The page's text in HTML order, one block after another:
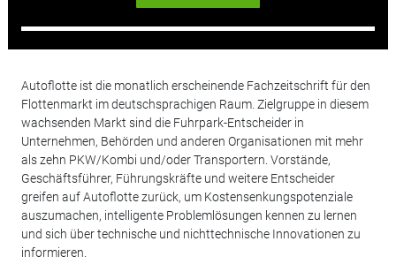
Autoflotte ist die monatlich erscheinende Fachzeitschrift für den
Flottenmarkt im deutschsprachigen Raum. Zielgruppe in diesem
wachsenden Markt sind die Fuhrpark-Entscheider in
Unternehmen, Behörden und anderen Organisationen mit mehr
als zehn PKW/Kombi und/oder Transportern. Vorstände,
Geschäftsführer, Führungskräfte und weitere Entscheider
greifen auf Autoflotte zurück, um Kostensenkungspotenziale
auszumachen, intelligente Problemlösungen kennen zu lernen
und sich über technische und nichttechnische Innovationen zu
informieren.